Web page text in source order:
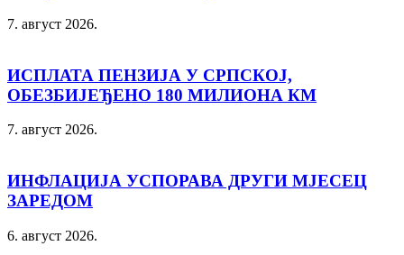
7. август 2026.
ИСПЛАТА ПЕНЗИЈА У СРПСКОЈ,
ОБЕЗБИЈЕЂЕНО 180 МИЛИОНА КМ
7. август 2026.
ИНФЛАЦИЈА УСПОРАВА ДРУГИ МЈЕСЕЦ
ЗАРЕДОМ
6. август 2026.